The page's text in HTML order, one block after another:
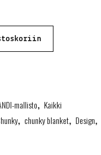
mallisto, Kaikki
, chunky blanket, Design,